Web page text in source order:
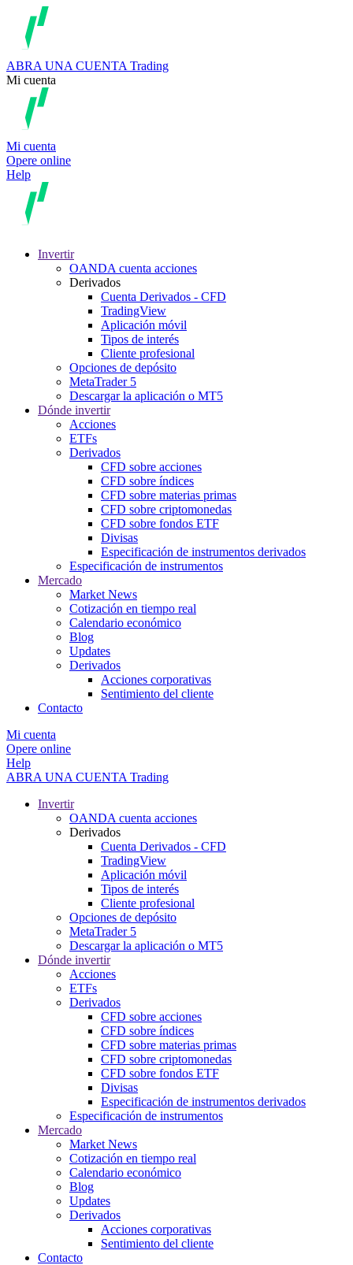
ABRA UNA CUENTA Trading
Mi cuenta
Mi cuenta
Opere online
Help
Invertir
OANDA cuenta acciones
Derivados
Cuenta Derivados - CFD
TradingView
Aplicación móvil
Tipos de interés
Cliente profesional
Opciones de depósito
MetaTrader 5
Descargar la aplicación o MT5
Dónde invertir
Acciones
ETFs
Derivados
CFD sobre acciones
CFD sobre índices
CFD sobre materias primas
CFD sobre criptomonedas
CFD sobre fondos ETF
Divisas
Especificación de instrumentos derivados
Especificación de instrumentos
Mercado
Market News
Cotización en tiempo real
Calendario económico
Blog
Updates
Derivados
Acciones corporativas
Sentimiento del cliente
Contacto
Mi cuenta
Opere online
Help
ABRA UNA CUENTA Trading
Invertir
OANDA cuenta acciones
Derivados
Cuenta Derivados - CFD
TradingView
Aplicación móvil
Tipos de interés
Cliente profesional
Opciones de depósito
MetaTrader 5
Descargar la aplicación o MT5
Dónde invertir
Acciones
ETFs
Derivados
CFD sobre acciones
CFD sobre índices
CFD sobre materias primas
CFD sobre criptomonedas
CFD sobre fondos ETF
Divisas
Especificación de instrumentos derivados
Especificación de instrumentos
Mercado
Market News
Cotización en tiempo real
Calendario económico
Blog
Updates
Derivados
Acciones corporativas
Sentimiento del cliente
Contacto